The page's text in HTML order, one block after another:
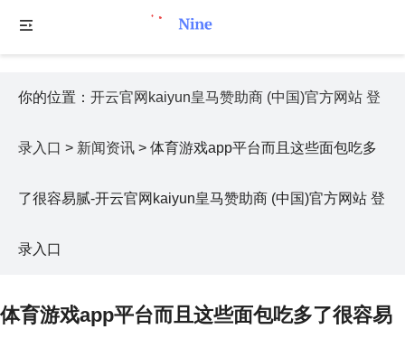
你的位置： 开云官网kaiyun皇马赞助商 (中国)官方网站 登
录入口 > 新闻资讯 > 体育游戏app平台而且这些面包吃多
了很容易腻-开云官网kaiyun皇马赞助商 (中国)官方网站 登
录入口
体育游戏app平台而且这些面包吃多了很容易